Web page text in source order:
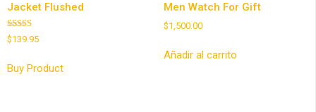
Jacket Flushed
Valorado
con
de 5
$139.95
Buy Product
Men Watch For Gift
$1,500.00
Añadir al carrito